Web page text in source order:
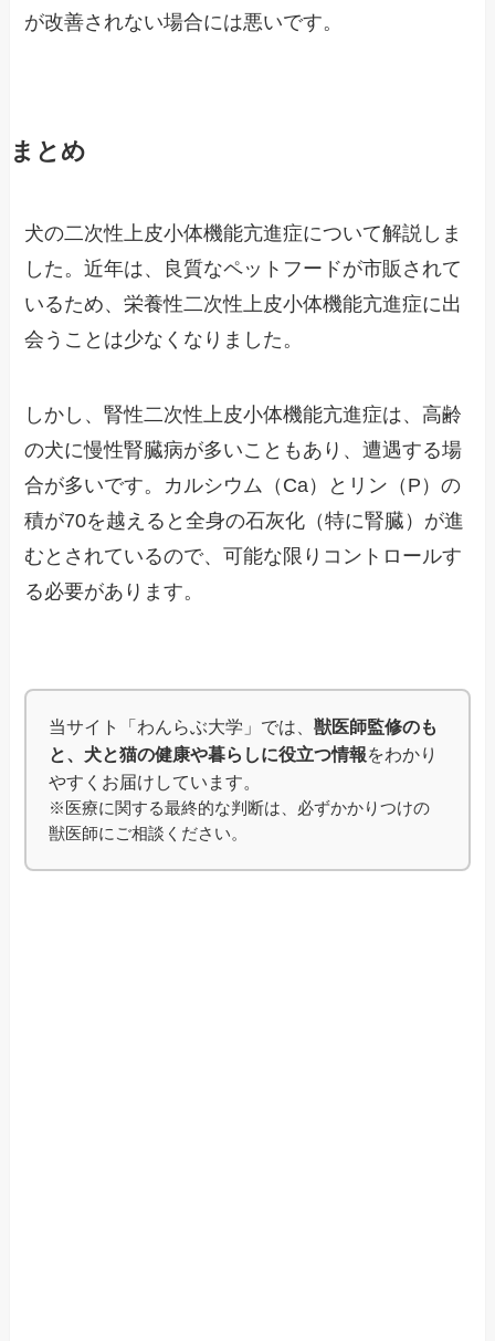
が改善されない場合には悪いです。
まとめ
犬の二次性上皮小体機能亢進症について解説しま
した。近年は、良質なペットフードが市販されて
いるため、栄養性二次性上皮小体機能亢進症に出
会うことは少なくなりました。
しかし、腎性二次性上皮小体機能亢進症は、高齢
の犬に慢性腎臓病が多いこともあり、遭遇する場
合が多いです。カルシウム（Ca）とリン（P）の
積が70を越えると全身の石灰化（特に腎臓）が進
むとされているので、可能な限りコントロールす
る必要があります。
当サイト「わんらぶ大学」では、獣医師監修のも
と、犬と猫の健康や暮らしに役立つ情報をわかり
やすくお届けしています。
※医療に関する最終的な判断は、必ずかかりつけの
獣医師にご相談ください。